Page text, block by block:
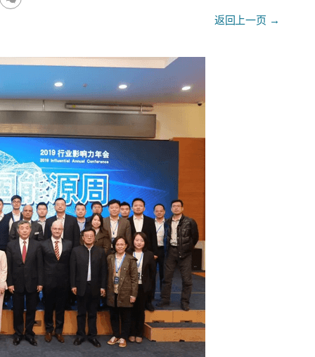
返回上一页 →